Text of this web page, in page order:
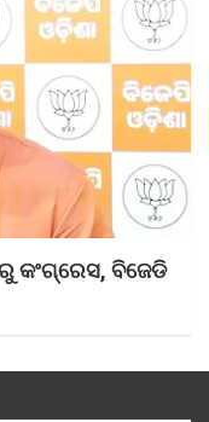
କଂଗ୍ରେସ, ବିଜେଡି